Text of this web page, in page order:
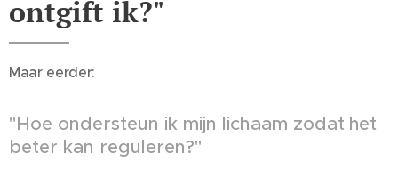
ontgift ik?"
Maar eerder:
"Hoe ondersteun ik mijn lichaam zodat het
beter kan reguleren?"